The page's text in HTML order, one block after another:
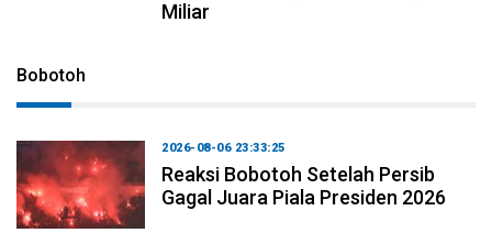
Miliar
Bobotoh
2026-08-06 23:33:25
Reaksi Bobotoh Setelah Persib
Gagal Juara Piala Presiden 2026